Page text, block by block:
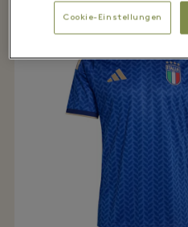
Cookie-Einstellungen